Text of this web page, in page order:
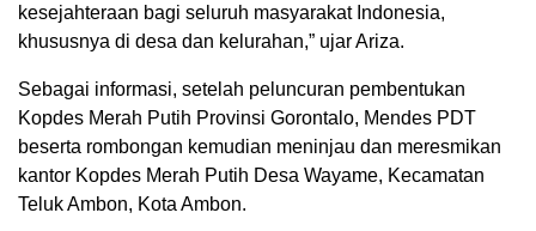
kesejahteraan bagi seluruh masyarakat Indonesia,
khususnya di desa dan kelurahan,” ujar Ariza.
Sebagai informasi, setelah peluncuran pembentukan
Kopdes Merah Putih Provinsi Gorontalo, Mendes PDT
beserta rombongan kemudian meninjau dan meresmikan
kantor Kopdes Merah Putih Desa Wayame, Kecamatan
Teluk Ambon, Kota Ambon.